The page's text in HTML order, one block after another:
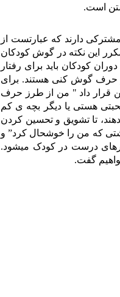
است.
دارند که عبارتست از
این نکته در گوش کودکان
کودکان باید برای رفتار
حرف گوش کنی هستند. برای
قرار داد " من از طرز حرف
هستی یا دیگر بچه ی کم
تا تشویق و تحسین کردن
که من را خوشحال کرد” و
درست در کودک میشود.
گفت.